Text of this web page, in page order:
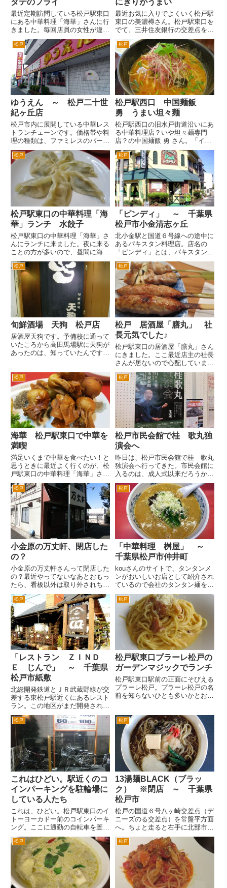
タテのフライ
最近定期訪問している松戸駅東口
にある中華料理「海華」さんに行
きました。毎回店員の女性が違う
ひとですが、みなさん感じよいで
す。中国の方のようですが、とて
も感じがよいし、サービスもよい
です。 モルツ生！と見えるん
ですが、これノンアルコールな
ん...
にぎりがうまい
最近お気に入りでよくいく松戸駅
東口の美濃樽さん。松戸駅東口を
でて、三井住友銀行の交差点を右
へ。ほぼすぐ右手にあります。
松戸駅から徒歩２分ぐらいでし
ょうか。とても近いです。美濃樽
さんのよいのは、一品が小ぶりな
こと。ひとり、ふたりだと、大
皿...
松戸
ゆうえん ～ 松戸二十世
紀ヶ丘店
松戸市内に展開している中華レス
トランチェーンです。価格帯や料
理の種類は、ファミレスのバーミ
ヤンに近いかなとおもいます。
経営者の方が、バーミヤンを意識
した価格設定にしているんじゃな
いかなと想像できます。つまり結
構お得な価格ということです。
...
松戸
松戸駅西口 中国麺飯
勇 うまい坦々麺
松戸駅西口の旧水戸街道沿いにあ
る中華料理店？いや坦々麺専門
店？の中国麺飯 勇 さん。「イサ
ム」？「ユウ」？と思ったら、読
みは「チュウゴクメンハン ユ
ン」だそうです。 松戸駅西口
を出て、ロータリーをまっすぐ進
み、旧水戸街道の交差点を右折。
3...
松戸
松戸駅東口の中華料理「海
華」ランチ 水餃子
松戸駅東口の中華料理「海華」さ
んにランチに来ました。夜に来る
ことの方が多いので、昼間に海華
さんに来るとまた違った雰囲気。
お客様の客層が違うかな。夜は飲
みに来るお客様が多いですから
ね。ランチタイムは当たり前です
が、食事がメインのお客様が多い
の...
松戸
「ピンディ」 ～ 千葉県
松戸市小金清志ヶ丘
北小金駅と国道６号線への途中に
あるパキスタン料理店。店名の
「ピンディ」とは、パキスタンの
首都イスラマバード近郊にある
「ラウル・ピンディ」という街か
らとか。開店したころから、何度
か利用しています。 場所は、国
道６号線根木内交差点と北小金入
り口...
松戸
旬鮮酒場 天狗 松戸店
居酒屋天狗です。予備校に通って
いたころから高田馬場駅に天狗が
あったのは、知っていたんです
入ったことがなかったのです
が・・・いいです。 お料理の価
格帯もリーズナブルだし、僕のお
好みな...
松戸
松戸 居酒屋「膳丸」 社
長元気でした♪
松戸駅東口の居酒屋「膳丸」さん
にきました。ここ最近店主の社長
さんが居ないので心配していまし
た。直近の膳丸さん訪問時。
前々々回 社長不在・・・社長居
ないなんて珍しい。なんでだろ。
前々回 社長不在・・・副店長
の丸ちゃんに「社長は？」と聞
い...
松戸
海華 松戸駅東口で中華を
満喫
満足いくまで中華を食べたい！と
思うときに最近よく行くのが、松
戸駅東口の中華料理「海華」さん
です。店員さんもとても感じがよ
いです。 他店とのローテーシ
ョンなのかホールの女性が二度変
わりました。お二人共ともてフレ
ンドリーで、客さばきがうまか
っ...
松戸
松戸市民会館で桂 歌丸独
演会へ
昨日は、松戸市民会館で桂 歌丸
独演会へ行ってきた。市民会館に
入るのは、成人式以来だろうか
(^_^;) 小学生の頃、当時の松本清
（マツモトキヨシ創業者）市長の
お葬式をやっていたのを覚えてい
る。市民会館から松戸駅まで、花
輪が並んでいて圧巻だった...
松戸
小金原の万丈軒、閉店した
の？
小金原の万丈軒さんって閉店した
の？最近やってないなあとおもっ
たら、看板以外は取り外されちゃ
っているんですねえ。 なんか休
業というよりは、閉店している感
じです。 ここのゴマ辛つけ麺
は、結構すきだったんですけどね
え。お客様もしっかり入っていた
し...
松戸
「中華料理 桝屋」 ～
千葉県松戸市仲井町
kouさんのサイトで、タンタンメ
ンがおいしいお店として紹介され
ているので会社のタンタン麺を食
べ歩いている人と行ってみまし
た。 こちら僕が大学生くらまで
は、付近に同級生がたくさん住ん
でいたんで毎日の様に遊んでいた
場所です。その頃にはあった記
憶...
松戸
「レストラン ＺＩＮＤ
Ｅ じんで」 ～ 千葉県
松戸市紙敷
北総開発鉄道とＪＲ武蔵野線が交
差する東松戸駅近くにあるレスト
ラン。この地区がまだ開発される
以前からあったかとおもいます。
その為駅舎とかが出来つつあり、
周辺も今後の開発を見込んでの区
画整理がされているだけの何もな
い場所もとてもおしゃれなログ...
松戸
松戸駅東口プラーレ松戸の
ガーデンマジックでランチ
松戸駅東口駅前の正面にそびえる
プラーレ松戸。プラーレ松戸の名
前を知らないひとも多いかとおも
がプラーレ松戸という複合商業ビ
ルということです。 プラーレ松
戸ビルの屋上フロアにペントハ
ウ...
松戸
これはひどい。駅近くのコ
インパーキングを駐輪場に
している人たち
これは、ひどい。松戸駅東口のイ
トーヨーカドー前のコインパーキ
ング。ここに通勤の自転車を置い
てる人たちがいる。 松戸駅周辺
には、有料の自転車置き場があ
る。もし有料駐輪場に停めない
で、駅周辺に違法駐輪すると定期
的に松戸市役所の違法自転車撤去
作業...
松戸
13湯麺BLACK（ブラッ
ク） ※閉店 ～ 千葉県
松戸市
松戸の国道６号八ヶ崎交差点（デ
ニーズのる交差点）を常盤平方面
へ。ちょと走ると右手に北部市場
（いわゆる松戸の市場です、松戸
は北部と南部のふたつの市場があ
ります）内に出来た１３湯麺のお
店。 ちょうど向かいにセブンイ
レブンがあります。市場入口を
入...
松戸 松戸